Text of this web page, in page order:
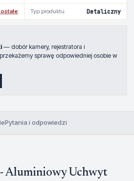
Typ produktu Detaliczny
— dobór kamery, rejestratora i
sprawę odpowiedniej osobie w
Pytania i odpowiedzi
Aluminiowy Uchwyt